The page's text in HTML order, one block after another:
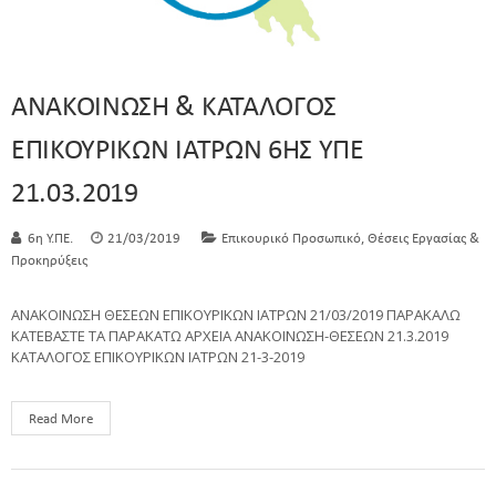
ΑΝΑΚΟΙΝΩΣΗ & ΚΑΤΑΛΟΓΟΣ
ΕΠΙΚΟΥΡΙΚΩΝ ΙΑΤΡΩΝ 6ΗΣ ΥΠΕ
21.03.2019
6η Υ.ΠΕ. 21/03/2019 Επικουρικό Προσωπικό Θέσεις Εργασίας &
Προκηρύξεις
ΑΝΑΚΟΙΝΩΣΗ ΘΕΣΕΩΝ ΕΠΙΚΟΥΡΙΚΩΝ ΙΑΤΡΩΝ 21/03/2019 ΠΑΡΑΚΑΛΩ
ΚΑΤΕΒΑΣΤΕ ΤΑ ΠΑΡΑΚΑΤΩ ΑΡΧΕΙΑ ΑΝΑΚΟΙΝΩΣΗ-ΘΕΣΕΩΝ 21.3.2019
ΚΑΤΑΛΟΓΟΣ ΕΠΙΚΟΥΡΙΚΩΝ ΙΑΤΡΩΝ 21-3-2019
Read More